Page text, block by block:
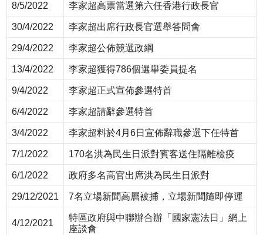
8/5/2022 李家超高票當選第六任香港行政長官
30/4/2022 李家超出席行政長官選舉答問會
29/4/2022 李家超公佈競選政綱
13/4/2022 李家超獲得786個選舉委員提名
9/4/2022 李家超正式宣佈參選特首
6/4/2022 李家超請辭參選特首
3/4/2022 李家超料於4月6日宣佈辭職參選下任特首
7/1/2022 170名洪為民生日派對賓客送住隔離檢疫
6/1/2022 政府多名高官出席洪為民生日派對
29/12/2021 7名立場新聞高層被捕，立場新聞隨即停運
4/12/2021
特區政府與中聯辦合辦「國家憲法日」網上
座談會